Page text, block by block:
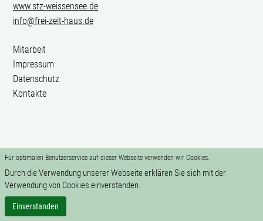
Für optimalen Benutzerservice auf dieser Webseite verwenden wir Cookies.
Durch die Verwendung unserer Webseite erklären Sie sich mit der
Verwendung von Cookies einverstanden.
Einverstanden
www.stz-weissensee.de
info@frei-zeit-haus.de
Mitarbeit
Impressum
Datenschutz
Kontakte